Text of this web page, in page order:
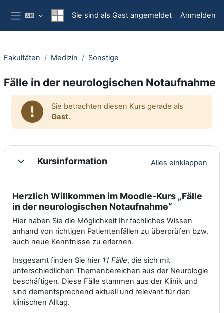
Zum Hauptinhalt
Website-Übersicht
Sie sind als Gast angemeldet Anmelden
Fakultäten Medizin Sonstige
Fälle in der neurologischen Notaufnahme
Sie betrachten diesen Kurs gerade als
Gast.
Abschnittsübersicht
EinklappenKursinformation Alles einklappen
Herzlich Willkommen im Moodle-Kurs „Fälle
in der neurologischen Notaufnahme“
Hier haben Sie die Möglichkeit Ihr fachliches Wissen
anhand von richtigen Patientenfällen zu überprüfen bzw.
auch neue Kenntnisse zu erlernen.
Insgesamt finden Sie hier 11 Fälle, die sich mit
unterschiedlichen Themenbereichen aus der Neurologie
beschäftigen. Diese Fälle stammen aus der Klinik und
sind dementsprechend aktuell und relevant für den
klinischen Alltag.